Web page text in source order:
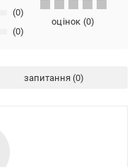
(0)
(0)
оцінок (0)
запитання